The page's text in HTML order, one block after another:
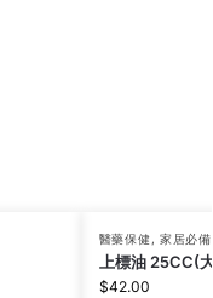
醫藥保健, 家居必備
上標油 25CC(
$42.00